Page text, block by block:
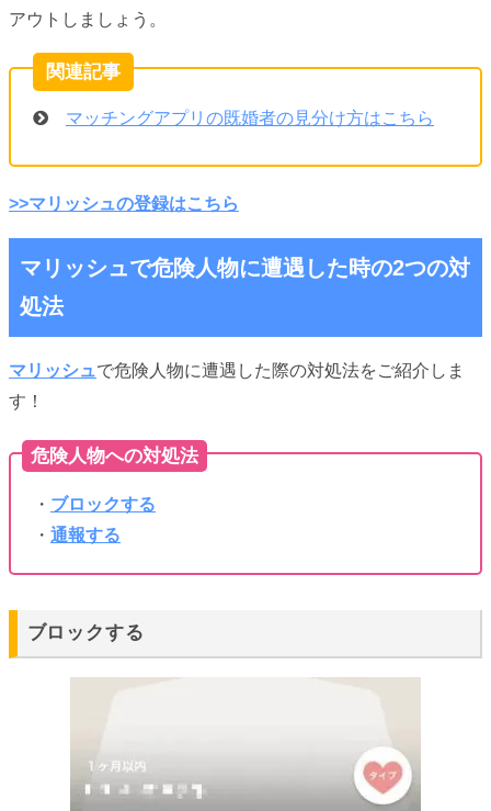
アウトしましょう。
マッチングアプリの既婚者の見分け方はこちら
>>マリッシュの登録はこちら
マリッシュで危険人物に遭遇した時の2つの対
処法
マリッシュで危険人物に遭遇した際の対処法をご紹介しま
す！
危険人物への対処法
・ ブロックする
・ 通報する
ブロックする